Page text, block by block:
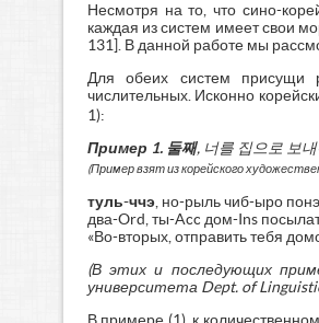
Несмотря на то, что сино-
каждая из систем имеет свои
131]. В данной работе мы
Для обеих систем присущи
числительных. Исконно
1):
Пример 1. 둘째, 너를 집으로 보
(Пример взят из корейского
туль-ччэ, но-рыль чиб-ыро
два-Ord, ты-Acc дом-Ins
«Во-вторых, отправить тебя
(В этих и последующих
университета Dept. of